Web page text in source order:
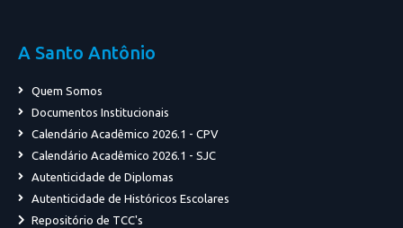
A Santo Antônio
Quem Somos
Documentos Institucionais
Calendário Acadêmico 2026.1 - CPV
Calendário Acadêmico 2026.1 - SJC
Autenticidade de Diplomas
Autenticidade de Históricos Escolares
Repositório de TCC's